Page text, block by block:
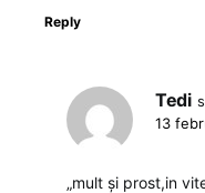
Reply
Tedi
13
„mult și prost,in